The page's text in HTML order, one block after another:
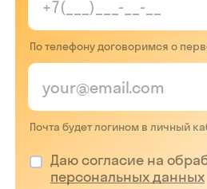
По телефону договоримся о
Почта будет логином в личный
Даю согласие на
персональных данных